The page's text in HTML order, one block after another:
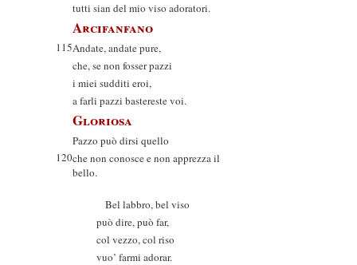
tutti sian del mio viso adoratori.
Arcifanfano
115Andate, andate pure,
che, se non fosser pazzi
i miei sudditi eroi,
a farli pazzi bastereste voi.
Gloriosa
Pazzo può dirsi quello
120che non conosce e non apprezza il
bello.
Bel labbro, bel viso
può dire, può far,
col vezzo, col riso
vuo’ farmi adorar.